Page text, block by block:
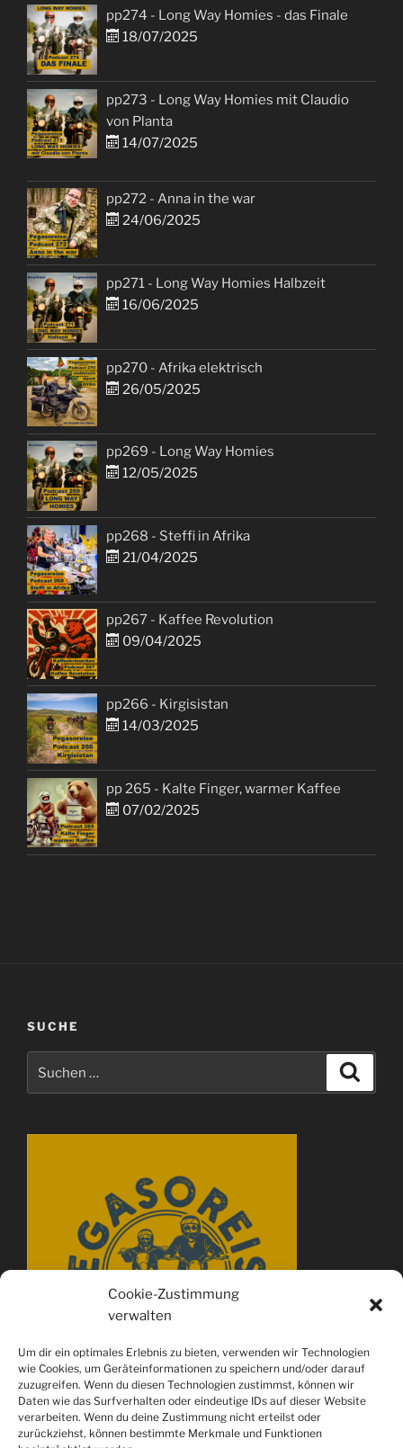
Cookie-Zustimmung
verwalten
Um dir ein optimales Erlebnis zu bieten, verwenden wir Technologien
wie Cookies, um Geräteinformationen zu speichern und/oder darauf
zuzugreifen. Wenn du diesen Technologien zustimmst, können wir
Daten wie das Surfverhalten oder eindeutige IDs auf dieser Website
verarbeiten. Wenn du deine Zustimmung nicht erteilst oder
zurückziehst, können bestimmte Merkmale und Funktionen
pp274 - Long Way Homies - das Finale
18/07/2025
pp273 - Long Way Homies mit Claudio
von Planta
14/07/2025
pp272 - Anna in the war
24/06/2025
pp271 - Long Way Homies Halbzeit
16/06/2025
pp270 - Afrika elektrisch
26/05/2025
pp269 - Long Way Homies
12/05/2025
pp268 - Steffi in Afrika
21/04/2025
pp267 - Kaffee Revolution
09/04/2025
pp266 - Kirgisistan
14/03/2025
pp 265 - Kalte Finger, warmer Kaffee
07/02/2025
SUCHE
nach: